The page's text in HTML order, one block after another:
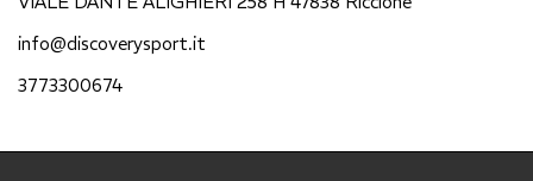
info@discoverysport.it
3773300674